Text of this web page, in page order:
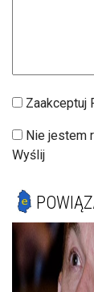
Zaakceptuj
Nie jestem
Wyślij